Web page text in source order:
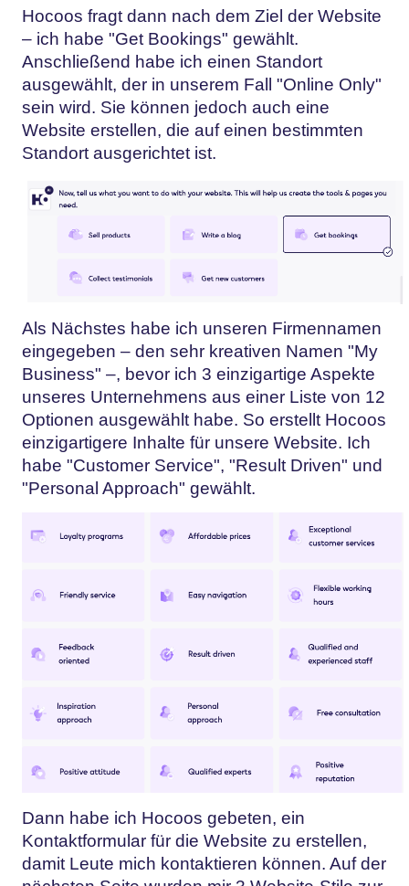
Hocoos fragt dann nach dem Ziel der Website
– ich habe "Get Bookings" gewählt.
Anschließend habe ich einen Standort
ausgewählt, der in unserem Fall "Online Only"
sein wird. Sie können jedoch auch eine
Website erstellen, die auf einen bestimmten
Standort ausgerichtet ist.
Als Nächstes habe ich unseren Firmennamen
eingegeben – den sehr kreativen Namen "My
Business" –, bevor ich 3 einzigartige Aspekte
unseres Unternehmens aus einer Liste von 12
Optionen ausgewählt habe. So erstellt Hocoos
einzigartigere Inhalte für unsere Website. Ich
habe "Customer Service", "Result Driven" und
"Personal Approach" gewählt.
Dann habe ich Hocoos gebeten, ein
Kontaktformular für die Website zu erstellen,
damit Leute mich kontaktieren können. Auf der